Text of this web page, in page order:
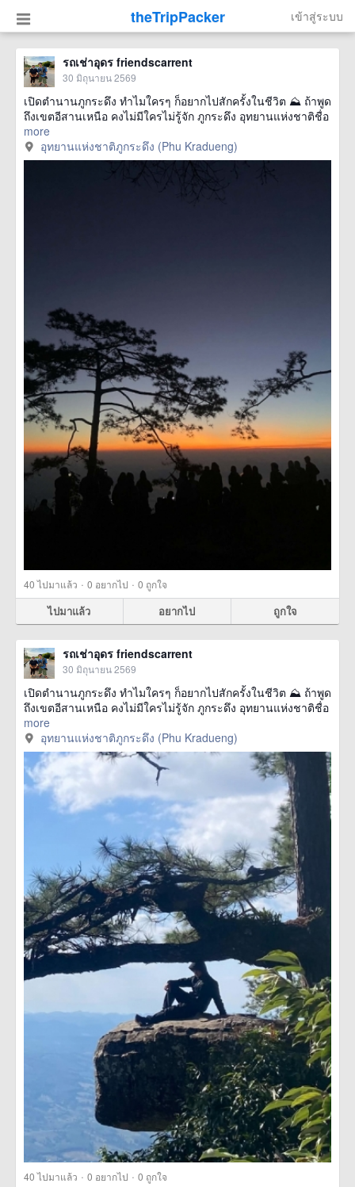
theTripPacker เข้าสู่ระบบ
รถเช่าอุดร friendscarrent
30 มิถุนายน 2569
เปิดตำนานภูกระดึง ทำไมใครๆ ก็อยากไปสักครั้งในชีวิต ⛰️ ถ้าพูด
ถึงเขตอีสานเหนือ คงไม่มีใครไม่รู้จัก ภูกระดึง อุทยานแห่งชาติชื่อ
more
อุทยานแห่งชาติภูกระดึง (Phu Kradueng)
40ไปมาแล้ว · 0 อยากไป · 0 ถูกใจ
ไปมาแล้ว อยากไป ถูกใจ
รถเช่าอุดร friendscarrent
30 มิถุนายน 2569
เปิดตำนานภูกระดึง ทำไมใครๆ ก็อยากไปสักครั้งในชีวิต ⛰️ ถ้าพูด
ถึงเขตอีสานเหนือ คงไม่มีใครไม่รู้จัก ภูกระดึง อุทยานแห่งชาติชื่อ
more
อุทยานแห่งชาติภูกระดึง (Phu Kradueng)
40ไปมาแล้ว · 0 อยากไป · 0 ถูกใจ